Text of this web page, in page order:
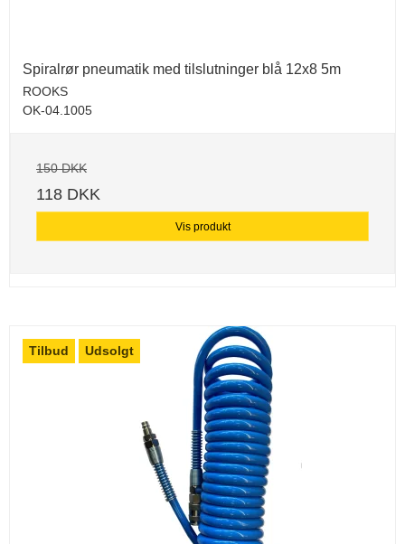
Spiralrør pneumatik med tilslutninger blå 12x8 5m
ROOKS
OK-04.1005
150 DKK
118 DKK
Vis produkt
Tilbud Udsolgt